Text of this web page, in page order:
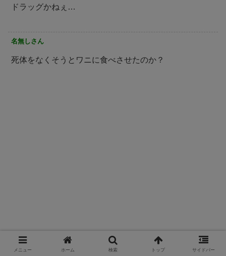
ドラッグかねぇ…
名無しさん
死体をなくそうとワニに食べさせたのか？
メニュー ホーム 検索 トップ サイドバー